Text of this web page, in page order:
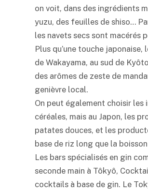
on voit, dans des ingrédients
yuzu, des feuilles de shiso…
les navets secs sont macérés
Plus qu’une touche
de Wakayama, au sud de
des arômes de zeste de
genièvre local.
On peut également choisir les
céréales, mais au Japon, les
patates douces, et les
base de riz long que la
Les bars spécialisés en gin
seconde main à Tôkyô,
cocktails à base de gin. Le